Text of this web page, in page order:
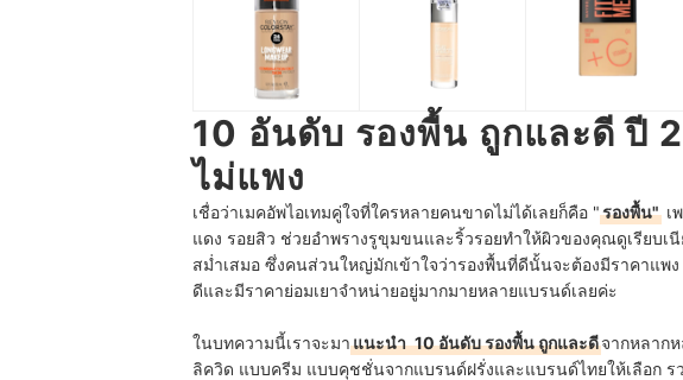
10 อันดับ รองพื้น ถูกและดี ปี
ไม่แพง
เชื่อว่าเมคอัพไอเทมคู่ใจที่ใครหลายคนขาดไม่ได้เลยก็คือ "รองพื้น" เ
แดง รอยสิว ช่วยอำพรางรูขุมขนและริ้วรอยทำให้ผิวของคุณดูเรียบ
สม่ำเสมอ ซึ่งคนส่วนใหญ่มักเข้าใจว่ารองพื้นที่ดีนั้นจะต้องมีราคาแ
ดีและมีราคาย่อมเยาจำหน่ายอยู่มากมายหลายแบรนด์เลยค่ะ
ในบทความนี้เราจะมาแนะนำ 10 อันดับ รองพื้น ถูกและดีจากหลาก
ลิควิด แบบครีม แบบคุชชั่นจากแบรนด์ฝรั่งและแบรนด์ไทยให้เลือก ร